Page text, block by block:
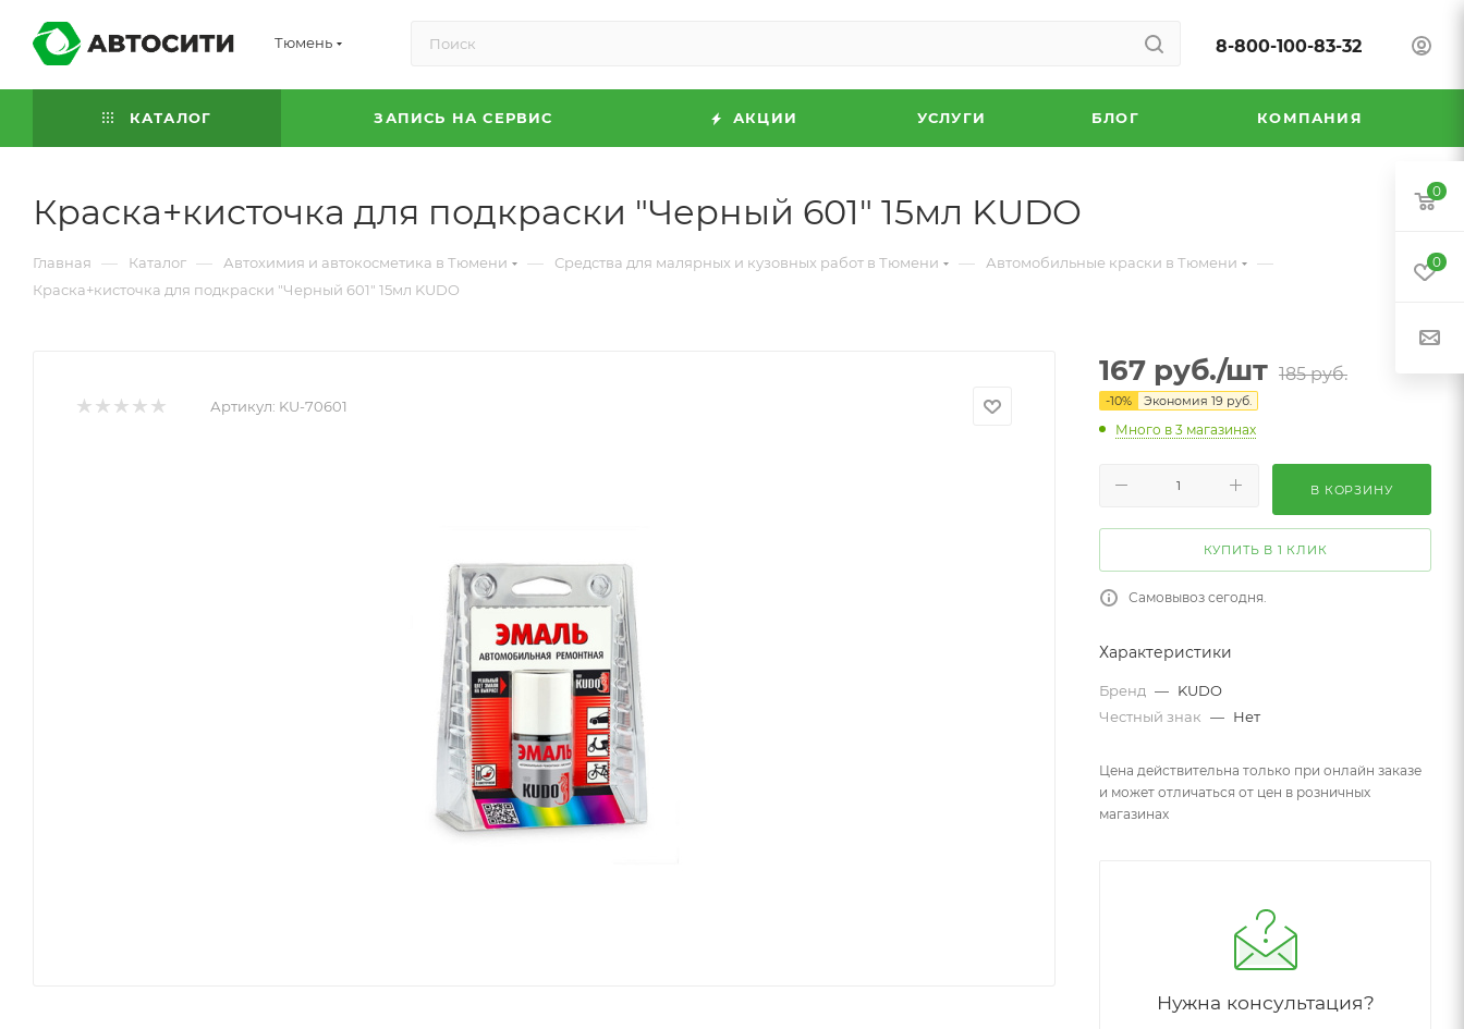
Тюмень 8-800-100-83-32
КАТАЛОГ ЗАПИСЬ НА СЕРВИС АКЦИИ УСЛУГИ БЛОГ КОМПАНИЯ
Краска+кисточка для подкраски "Черный 601" 15мл KUDO
Главная — Каталог — Автохимия и автокосметика в Тюмени — Средства для малярных и кузовных работ в Тюмени — Автомобильные краски в Тюмени —
Краска+кисточка для подкраски "Черный 601" 15мл KUDO
Артикул: KU-70601
167 руб./шт 185руб.
-10% Экономия 19 руб.
Много в 3 магазинах
В КОРЗИНУ
КУПИТЬ В 1 КЛИК
Самовывоз сегодня.
Характеристики
Бренд — KUDO
Честный знак — Нет
Цена действительна только при онлайн заказе
и может отличаться от цен в розничных
магазинах
Нужна консультация?
0
0